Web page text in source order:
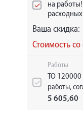
на работы!
Ваша скидка:
Стоимость со
Работы
ТО 120000
работы,
5 605,60